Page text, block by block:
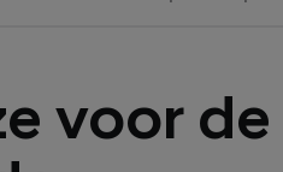
voor